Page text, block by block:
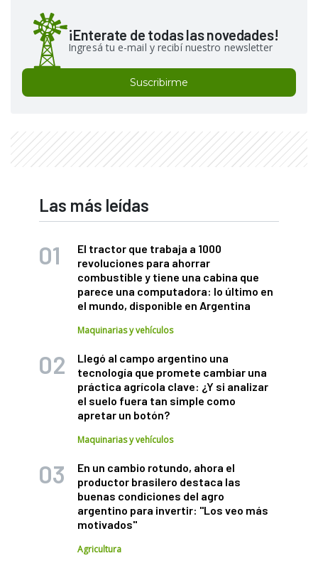
¡Enterate de todas las novedades!
Ingresá tu e-mail y recibí nuestro newsletter
Suscribirme
Las más leídas
El tractor que trabaja a 1000
revoluciones para ahorrar
combustible y tiene una cabina que
parece una computadora: lo último en
el mundo, disponible en Argentina
Maquinarias y vehículos
Llegó al campo argentino una
tecnología que promete cambiar una
práctica agrícola clave: ¿Y si analizar
el suelo fuera tan simple como
apretar un botón?
Maquinarias y vehículos
En un cambio rotundo, ahora el
productor brasilero destaca las
buenas condiciones del agro
argentino para invertir: "Los veo más
motivados"
Agricultura